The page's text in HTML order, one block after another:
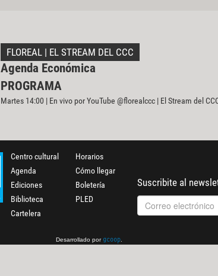
FLOREAL | EL STREAM DEL CCC
Agenda Económica
PROGRAMA
Martes 14:00 | En vivo por YouTube @florealccc | El Stream del
Centro cultural
Agenda
Ediciones
Biblioteca
Cartelera
Horarios
Cómo llegar
Boletería
PLED
Suscribite al
Desarrollado por gcoop